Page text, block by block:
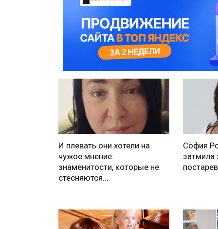
И плевать они хотели на
чужое мнение:
знаменитости, которые не
стесняются...
София
затмила